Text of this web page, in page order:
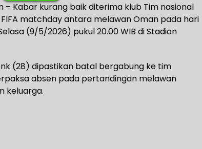
– Kabar kurang baik diterima klub Tim nasional
matchday antara melawan Oman pada hari
(9/5/2026) pukul 20.00 WIB di Stadion
(28) dipastikan batal bergabung ke tim
absen pada pertandingan melawan
keluarga.